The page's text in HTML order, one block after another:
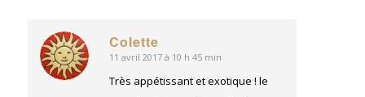
Colette
dit
:
11 avril 2017 à 10 h 45 min
Très appétissant et exotique ! le